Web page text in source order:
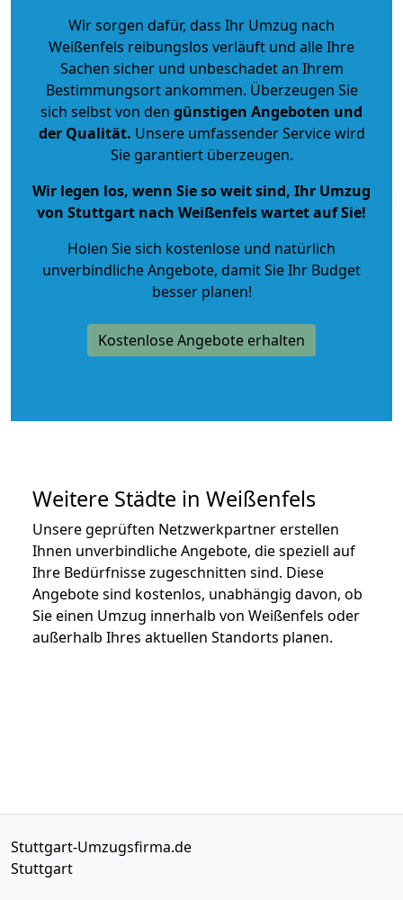
Wir sorgen dafür, dass Ihr Umzug nach
Weißenfels reibungslos verläuft und alle Ihre
Sachen sicher und unbeschadet an Ihrem
Bestimmungsort ankommen. Überzeugen Sie
sich selbst von den günstigen Angeboten und
der Qualität. Unsere umfassender Service wird
Sie garantiert überzeugen.
Wir legen los, wenn Sie so weit sind, Ihr Umzug
von Stuttgart nach Weißenfels wartet auf Sie!
Holen Sie sich kostenlose und natürlich
unverbindliche Angebote, damit Sie Ihr Budget
besser planen!
Kostenlose Angebote erhalten
Weitere Städte in Weißenfels
Unsere geprüften Netzwerkpartner erstellen
Ihnen unverbindliche Angebote, die speziell auf
Ihre Bedürfnisse zugeschnitten sind. Diese
Angebote sind kostenlos, unabhängig davon, ob
Sie einen Umzug innerhalb von Weißenfels oder
außerhalb Ihres aktuellen Standorts planen.
Stuttgart-Umzugsfirma.de
Stuttgart